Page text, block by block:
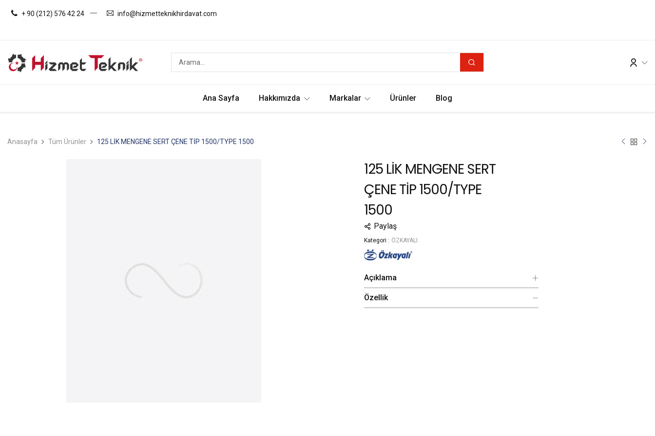
+ 90 (212) 576 42 24 info@hizmetteknikhirdavat.com
Ana Sayfa Hakkımızda Markalar Ürünler Blog
Anasayfa Tüm Ürünler 125 LİK MENGENE SERT ÇENE TİP 1500/TYPE 1500
125 LİK MENGENE SERT
ÇENE TİP 1500/TYPE
1500
Paylaş
Kategori : ÖZKAYALI
Açıklama
Özellik